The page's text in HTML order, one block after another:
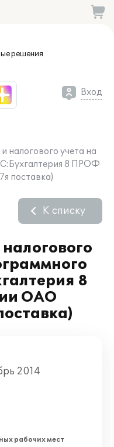
решения
Вход
налогового учета на
8 ПРОФ
поставка)
8
ОАО
К списку
2014
рабочих мест